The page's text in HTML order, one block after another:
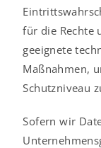
für die Rechte
geeignete
Maßnahmen,
Schutzniveau
Sofern wir